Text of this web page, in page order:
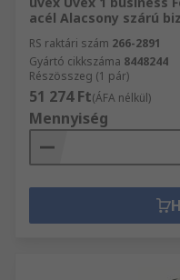
acél Alacsony szárú
RS raktári szám 266-2891
Gyártó cikkszáma 8448244
Részösszeg (1 pár)
51 274 Ft(ÁFA nélkül)
Mennyiség